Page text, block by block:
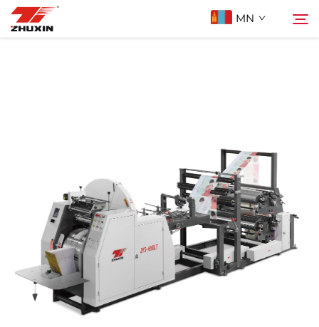
MN
Мэдээ
Холбоо Барих
Түгээмэл асуулт